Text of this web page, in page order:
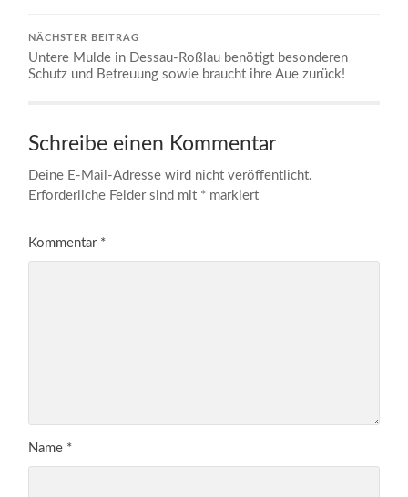
NÄCHSTER BEITRAG
Untere Mulde in Dessau-Roßlau benötigt besonderen
Schutz und Betreuung sowie braucht ihre Aue zurück!
Schreibe einen Kommentar
Deine E-Mail-Adresse wird nicht veröffentlicht.
Erforderliche Felder sind mit * markiert
Kommentar *
Name *